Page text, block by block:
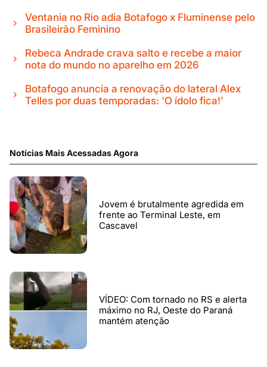
Ventania no Rio adia Botafogo x Fluminense pelo
Brasileirão Feminino
Rebeca Andrade crava salto e recebe a maior
nota do mundo no aparelho em 2026
Botafogo anuncia a renovação do lateral Alex
Telles por duas temporadas: 'O ídolo fica!'
Notícias Mais Acessadas Agora
Jovem é brutalmente agredida em
frente ao Terminal Leste, em
Cascavel
VÍDEO: Com tornado no RS e alerta
máximo no RJ, Oeste do Paraná
mantém atenção